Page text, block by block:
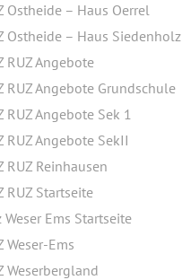
Ostheide – Haus Oerrel
Ostheide – Haus Siedenholz
RUZ Angebote
RUZ Angebote Grundschule
RUZ Angebote Sek 1
RUZ Angebote SekII
RUZ Reinhausen
RUZ Startseite
Weser Ems Startseite
Weser-Ems
Weserbergland